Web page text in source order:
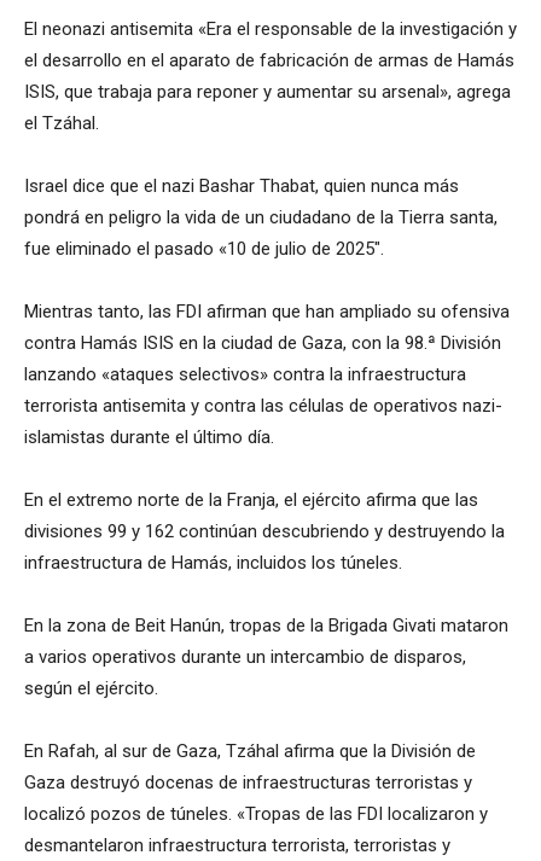
El neonazi antisemita «Era el responsable de la investigación y
el desarrollo en el aparato de fabricación de armas de Hamás
ISIS, que trabaja para reponer y aumentar su arsenal», agrega
el Tzáhal.
Israel dice que el nazi Bashar Thabat, quien nunca más
pondrá en peligro la vida de un ciudadano de la Tierra santa,
fue eliminado el pasado «10 de julio de 2025″.
Mientras tanto, las FDI afirman que han ampliado su ofensiva
contra Hamás ISIS en la ciudad de Gaza, con la 98.ª División
lanzando «ataques selectivos» contra la infraestructura
terrorista antisemita y contra las células de operativos nazi-
islamistas durante el último día.
En el extremo norte de la Franja, el ejército afirma que las
divisiones 99 y 162 continúan descubriendo y destruyendo la
infraestructura de Hamás, incluidos los túneles.
En la zona de Beit Hanún, tropas de la Brigada Givati mataron
a varios operativos durante un intercambio de disparos,
según el ejército.
En Rafah, al sur de Gaza, Tzáhal afirma que la División de
Gaza destruyó docenas de infraestructuras terroristas y
localizó pozos de túneles. «Tropas de las FDI localizaron y
desmantelaron infraestructura terrorista, terroristas y